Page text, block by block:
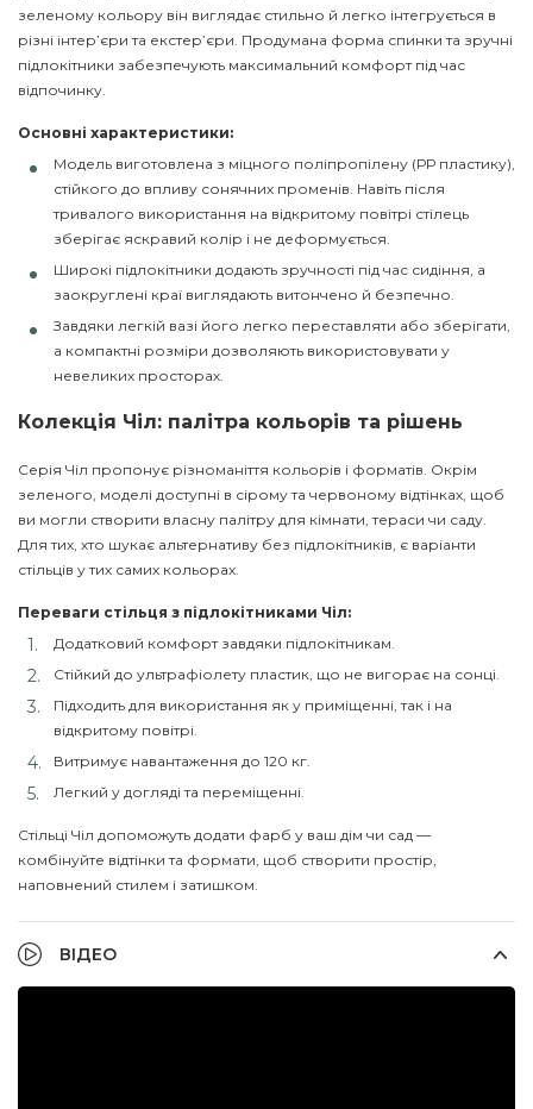
зеленому кольору він виглядає стильно й легко інтегрується в
різні інтер’єри та екстер’єри. Продумана форма спинки та зручні
підлокітники забезпечують максимальний комфорт під час
відпочинку.
Основні характеристики:
Модель виготовлена з міцного поліпропілену (РР пластику),
стійкого до впливу сонячних променів. Навіть після
тривалого використання на відкритому повітрі стілець
зберігає яскравий колір і не деформується.
Широкі підлокітники додають зручності під час сидіння, а
заокруглені краї виглядають витончено й безпечно.
Завдяки легкій вазі його легко переставляти або зберігати,
а компактні розміри дозволяють використовувати у
невеликих просторах.
Колекція Чіл: палітра кольорів та рішень
Серія Чіл пропонує різноманіття кольорів і форматів. Окрім
зеленого, моделі доступні в сірому та червоному відтінках, щоб
ви могли створити власну палітру для кімнати, тераси чи саду.
Для тих, хто шукає альтернативу без підлокітників, є варіанти
стільців у тих самих кольорах.
Переваги стільця з підлокітниками Чіл:
Додатковий комфорт завдяки підлокітникам.
Стійкий до ультрафіолету пластик, що не вигорає на сонці.
Підходить для використання як у приміщенні, так і на
відкритому повітрі.
Витримує навантаження до 120 кг.
Легкий у догляді та переміщенні.
Стільці Чіл допоможуть додати фарб у ваш дім чи сад —
комбінуйте відтінки та формати, щоб створити простір,
наповнений стилем і затишком.
ВІДЕО